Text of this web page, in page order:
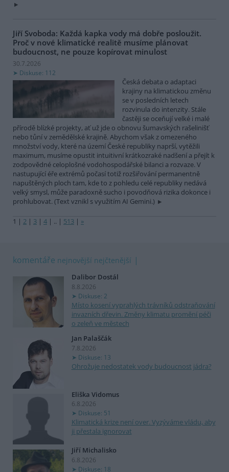
Jiří Svoboda: Každá kapka vody má dobře posloužit.
Proč v nové klimatické realitě musíme plánovat
budoucnost, ne pouze kopírovat minulost
30.7.2026
Diskuse: 112
Česká debata o adaptaci
krajiny na klimatickou změnu
se v posledních letech
rozvinula do intenzity. Stále
častěji se oceňují velké i malé
přírodě blízké projekty, ať už jde o obnovu šumavských rašelinišť
nebo tůní v zemědělské krajině. Abychom však z omezeného
množství vody, které na území České republiky naprší, vytěžili
maximum, musíme opustit intuitivní krátkozraké nadšení a přejít k
zodpovědné celoplošné vodohospodářské bilanci a rozvaze. V
nastupující éře extrémů počasí totiž rozšiřování permanentně
napuštěných ploch tam, kde to z pohledu celé republiky nedává
velký smysl, může paradoxně sucho i povodňová rizika dokonce i
prohlubovat. (Text vznikl s využitím AI Gemini.)
1 | 2 | 3 | 4 | .. | 513 | »
komentáře nejnovější nejčtenější
Dalibor Dostál
8.8.2026
Diskuse: 2
Místo kosení vyprahlých trávníků odstraňování
invazních dřevin. Změny klimatu promění péči
o zeleň ve městech
Jan Palaščák
7.8.2026
Diskuse: 13
Ohrožuje nedostatek vody budoucnost jádra?
Eliška Vidomus
6.8.2026
Diskuse: 51
Klimatická krize není over. Vyzýváme vládu, aby
ji přestala ignorovat
Jiří Michalisko
6.8.2026
Diskuse: 18